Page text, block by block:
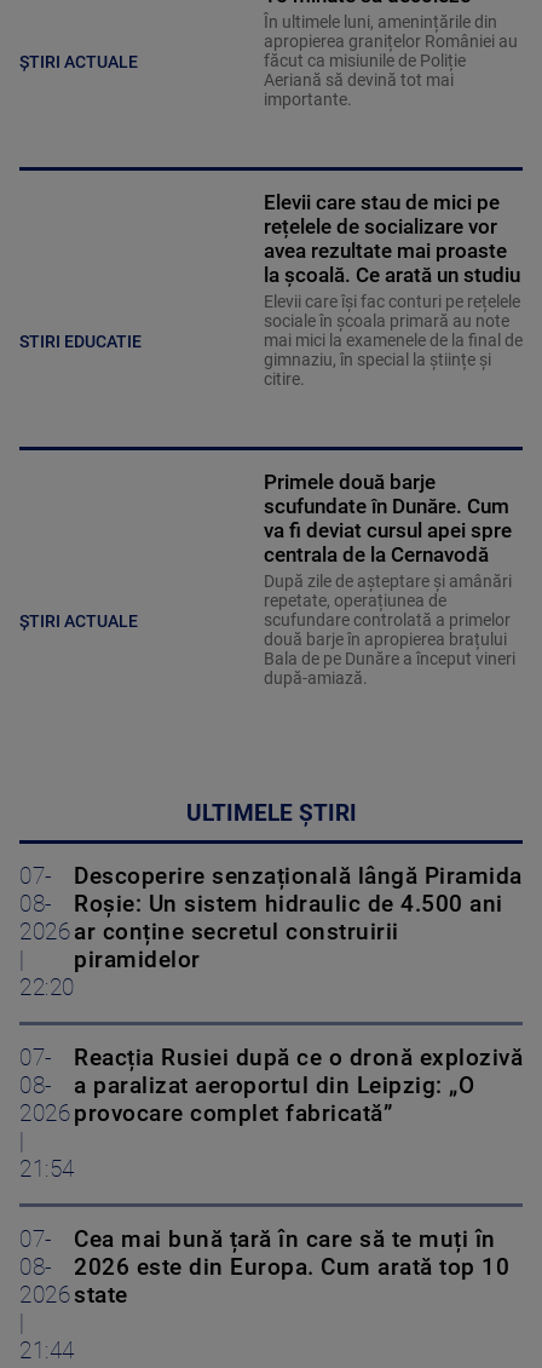
ȘTIRI ACTUALE
În ultimele luni, amenințările din
apropierea granițelor României au
făcut ca misiunile de Poliție
Aeriană să devină tot mai
importante.
STIRI EDUCATIE
Elevii care stau de mici pe
rețelele de socializare vor
avea rezultate mai proaste
la școală. Ce arată un studiu
Elevii care îşi fac conturi pe rețelele
sociale în școala primară au note
mai mici la examenele de la final de
gimnaziu, în special la științe și
citire.
ȘTIRI ACTUALE
Primele două barje
scufundate în Dunăre. Cum
va fi deviat cursul apei spre
centrala de la Cernavodă
După zile de așteptare și amânări
repetate, operațiunea de
scufundare controlată a primelor
două barje în apropierea brațului
Bala de pe Dunăre a început vineri
după-amiază.
ULTIMELE ȘTIRI
07-
08-
2026
22:20
Descoperire senzațională lângă Piramida
Roșie: Un sistem hidraulic de 4.500 ani
ar conține secretul construirii
piramidelor
07-
08-
2026
21:54
Reacția Rusiei după ce o dronă explozivă
a paralizat aeroportul din Leipzig: „O
provocare complet fabricată”
07-
08-
2026
21:44
Cea mai bună țară în care să te muți în
2026 este din Europa. Cum arată top 10
state